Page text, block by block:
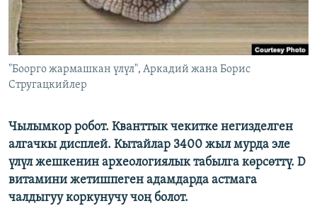
ЭЕ/АРнун бардык сайттары
"Боорго жармашкан үлүл", Аркадий жана Борис
Стругацкийлер
Чылымкор робот. Кванттык чекитке негизделген
алгачкы дисплей. Кытайлар 3400 жыл мурда эле
үлүл жешкенин археологиялык табылга көрсөттү. D
витамини жетишпеген адамдарда астмага
чалдыгуу коркунучу чоң болот.